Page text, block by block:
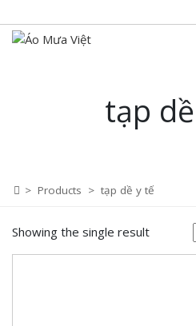
to
content
tạp
> Products > tạp dề y tế
Showing the single result